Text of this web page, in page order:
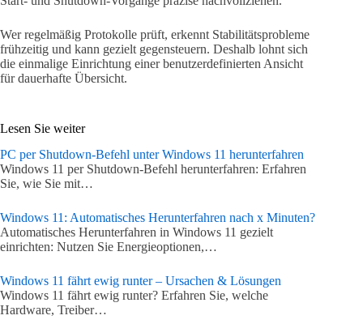
Wer regelmäßig Protokolle prüft, erkennt Stabilitätsprobleme
frühzeitig und kann gezielt gegensteuern. Deshalb lohnt sich
die einmalige Einrichtung einer benutzerdefinierten Ansicht
für dauerhafte Übersicht.
Lesen Sie weiter
PC per Shutdown-Befehl unter Windows 11 herunterfahren
Windows 11 per Shutdown-Befehl herunterfahren: Erfahren
Sie, wie Sie mit…
Windows 11: Automatisches Herunterfahren nach x Minuten?
Automatisches Herunterfahren in Windows 11 gezielt
einrichten: Nutzen Sie Energieoptionen,…
Windows 11 fährt ewig runter – Ursachen & Lösungen
Windows 11 fährt ewig runter? Erfahren Sie, welche
Hardware, Treiber…